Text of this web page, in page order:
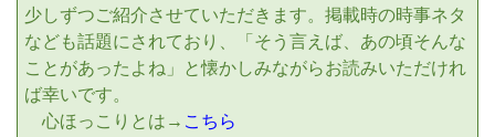
少しずつご紹介させていただきます。掲載時の時事ネタ
なども話題にされており、「そう言えば、あの頃そんな
ことがあったよね」と懐かしみながらお読みいただけれ
ば幸いです。
心ほっこりとは→ こちら